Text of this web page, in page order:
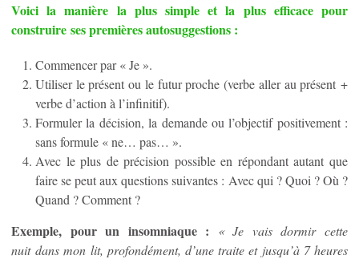
Voici la manière la plus simple et la plus efficace pour
construire ses premières autosuggestions :
Commencer par « Je ».
Utiliser le présent ou le futur proche (verbe aller au présent +
verbe d’action à l’infinitif).
Formuler la décision, la demande ou l’objectif positivement :
sans formule « ne… pas… ».
Avec le plus de précision possible en répondant autant que
faire se peut aux questions suivantes : Avec qui ? Quoi ? Où ?
Quand ? Comment ?
Exemple, pour un insomniaque :
« Je vais dormir cette
nuit dans mon lit, profondément, d’une traite et jusqu’à 7 heures